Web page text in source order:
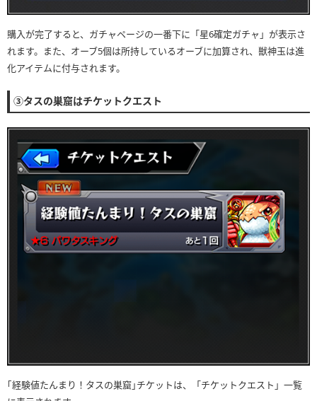
購入が完了すると、ガチャページの一番下に「星6確定ガチャ」が表示さ
れます。また、オーブ5個は所持しているオーブに加算され、獣神玉は進
化アイテムに付与されます。
③タスの巣窟はチケットクエスト
｢経験値たんまり！タスの巣窟｣チケットは、「チケットクエスト」一覧